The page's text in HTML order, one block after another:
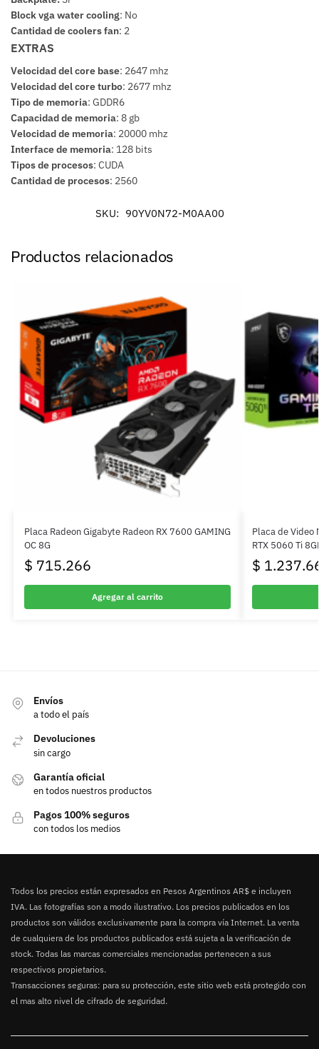
Block vga water cooling: No
Cantidad de coolers fan: 2
EXTRAS
Velocidad del core base: 2647 mhz
Velocidad del core turbo: 2677 mhz
Tipo de memoria: GDDR6
Capacidad de memoria: 8 gb
Velocidad de memoria: 20000 mhz
Interface de memoria: 128 bits
Tipos de procesos: CUDA
Cantidad de procesos: 2560
SKU: 90YV0N72-M0AA00
Productos relacionados
Placa Radeon Gigabyte Radeon RX 7600 GAMING
OC 8G
$ 715.266
Agregar al carrito
Placa de Video
RTX 5060 Ti
$
Envíos
a todo el país
Devoluciones
sin cargo
Garantía oficial
en todos nuestros productos
Pagos 100% seguros
con todos los medios
Todos los precios están expresados en Pesos Argentinos AR$ e incluyen
IVA. Las fotografías son a modo ilustrativo. Los precios publicados en los
productos son válidos exclusivamente para la compra vía Internet. La venta
de cualquiera de los productos publicados está sujeta a la verificación de
stock. Todas las marcas comerciales mencionadas pertenecen a sus
respectivos propietarios.
Transacciones seguras: para su protección, este sitio web está protegido con
el mas alto nivel de cifrado de seguridad.